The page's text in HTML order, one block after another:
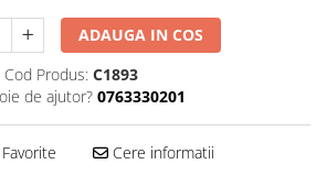
ADAUGA IN COS
Cod Produs: C1893
de ajutor? 0763330201
Cere informatii